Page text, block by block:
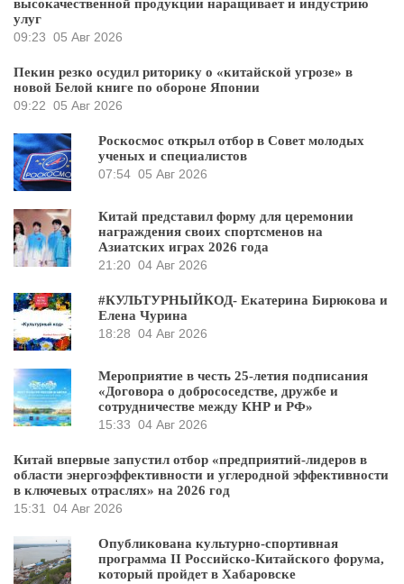
высокачественной продукции наращивает и индустрию
улуг
09:23 05 Авг 2026
Пекин резко осудил риторику о «китайской угрозе» в
новой Белой книге по обороне Японии
09:22 05 Авг 2026
Роскосмос открыл отбор в Совет молодых
ученых и специалистов
07:54 05 Авг 2026
Китай представил форму для церемонии
награждения своих спортсменов на
Азиатских играх 2026 года
21:20 04 Авг 2026
#КУЛЬТУРНЫЙКОД- Екатерина Бирюкова и
Елена Чурина
18:28 04 Авг 2026
Мероприятие в честь 25-летия подписания
«Договора о добрососедстве, дружбе и
сотрудничестве между КНР и РФ»
15:33 04 Авг 2026
Китай впервые запустил отбор «предприятий-лидеров в
области энергоэффективности и углеродной эффективности
в ключевых отраслях» на 2026 год
15:31 04 Авг 2026
Опубликована культурно-спортивная
программа II Российско-Китайского форума,
который пройдет в Хабаровске